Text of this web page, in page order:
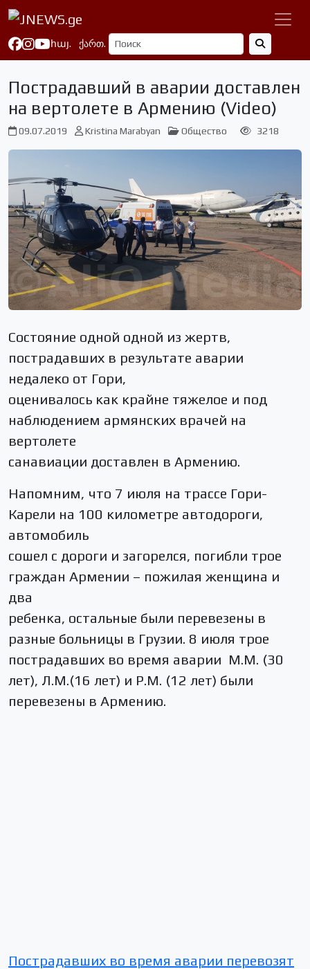
հայ. ქართ.
Пострадавший в аварии доставлен
на вертолете в Армению (Video)
09.07.2019 Kristina Marabyan Общество 3218
Состояние одной одной из жертв,
пострадавших в результате аварии
недалеко от Гори,
оценивалось как крайне тяжелое и под
наблюдением армянских врачей на
вертолете
санавиации доставлен в Армению.
Напомним, что 7 июля на трассе Гори-
Карели на 100 километре автодороги,
автомобиль
сошел с дороги и загорелся, погибли трое
граждан Армении – пожилая женщина и
два
ребенка, остальные были перевезены в
разные больницы в Грузии. 8 июля трое
пострадавших во время аварии М.М. (30
лет), Л.М.(16 лет) и Р.М. (12 лет) были
перевезены в Армению.
Пострадавших во время аварии перевозят